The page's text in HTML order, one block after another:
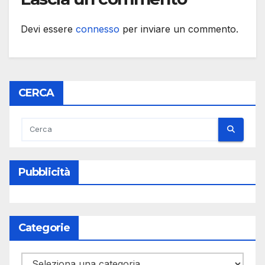
Devi essere connesso per inviare un commento.
CERCA
Pubblicità
Categorie
Categorie